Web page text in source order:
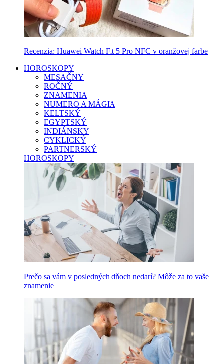
Recenzia: Huawei Watch Fit 5 Pro NFC v oranžovej farbe
HOROSKOPY
MESAČNY
ROČNÝ
ZNAMENIA
NUMERO A MÁGIA
KELTSKÝ
EGYPTSKÝ
INDIÁNSKY
CYKLICKÝ
PARTNERSKÝ
HOROSKOPY
Prečo sa vám v posledných dňoch nedarí? Môže za to vaše
znamenie